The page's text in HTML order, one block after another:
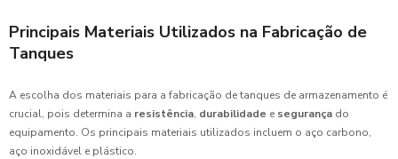
Principais Materiais Utilizados na Fabricação de
Tanques
A escolha dos materiais para a fabricação de tanques de armazenamento é
crucial, pois determina a resistência, durabilidade e segurança do
equipamento. Os principais materiais utilizados incluem o aço carbono,
aço inoxidável e plástico.